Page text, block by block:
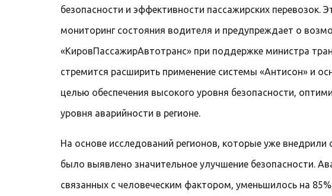
безопасности и эффективности пассажирских перевозок.
мониторинг состояния водителя и предупреждает о
«КировПассажирАвтотранс» при поддержке министра
стремится расширить применение системы «Антисон» и
целью обеспечения высокого уровня безопасности,
уровня аварийности в регионе.
На основе исследований регионов, которые уже
было выявлено значительное улучшение безопасности.
связанных с человеческим фактором, уменьшилось на